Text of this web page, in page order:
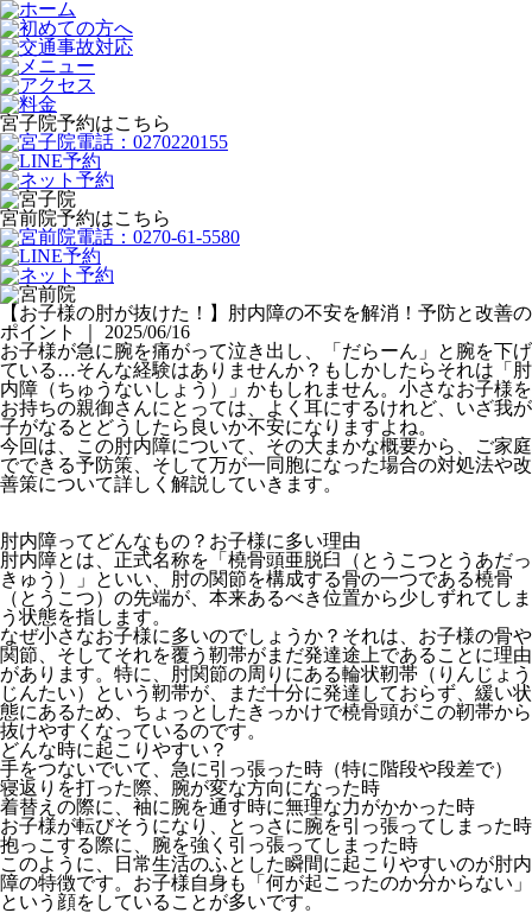
宮子院予約はこちら
宮前院予約はこちら
【お子様の肘が抜けた！】肘内障の不安を解消！予防と改善の
ポイント ｜ 2025/06/16
お子様が急に腕を痛がって泣き出し、「だらーん」と腕を下げ
ている…そんな経験はありませんか？もしかしたらそれは「肘
内障（ちゅうないしょう）」かもしれません。小さなお子様を
お持ちの親御さんにとっては、よく耳にするけれど、いざ我が
子がなるとどうしたら良いか不安になりますよね。
今回は、この肘内障について、その大まかな概要から、ご家庭
でできる予防策、そして万が一同胞になった場合の対処法や改
善策について詳しく解説していきます。
肘内障ってどんなもの？お子様に多い理由
肘内障とは、正式名称を「橈骨頭亜脱臼（とうこつとうあだっ
きゅう）」といい、肘の関節を構成する骨の一つである橈骨
（とうこつ）の先端が、本来あるべき位置から少しずれてしま
う状態を指します。
なぜ小さなお子様に多いのでしょうか？それは、お子様の骨や
関節、そしてそれを覆う靭帯がまだ発達途上であることに理由
があります。特に、肘関節の周りにある輪状靭帯（りんじょう
じんたい）という靭帯が、まだ十分に発達しておらず、緩い状
態にあるため、ちょっとしたきっかけで橈骨頭がこの靭帯から
抜けやすくなっているのです。
どんな時に起こりやすい？
手をつないでいて、急に引っ張った時（特に階段や段差で）
寝返りを打った際、腕が変な方向になった時
着替えの際に、袖に腕を通す時に無理な力がかかった時
お子様が転びそうになり、とっさに腕を引っ張ってしまった時
抱っこする際に、腕を強く引っ張ってしまった時
このように、日常生活のふとした瞬間に起こりやすいのが肘内
障の特徴です。お子様自身も「何が起こったのか分からない」
という顔をしていることが多いです。